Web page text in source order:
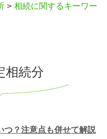
> 相続に関するキーワー
相続分
つ？注意点も併せて解説